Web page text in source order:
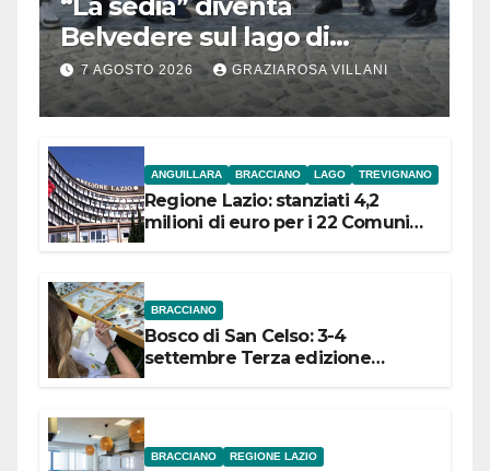
Belvedere sul lago di
Bracciano: ieri
l’inaugurazione
7 AGOSTO 2026 GRAZIAROSA VILLANI
ANGUILLARA BRACCIANO LAGO TREVIGNANO
Regione Lazio: stanziati 4,2
milioni di euro per i 22 Comuni
BRACCIANO
Bosco di San Celso: 3-4
settembre Terza edizione
BRACCIANO REGIONE LAZIO